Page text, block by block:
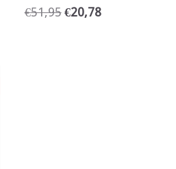
€51,95 €20,78